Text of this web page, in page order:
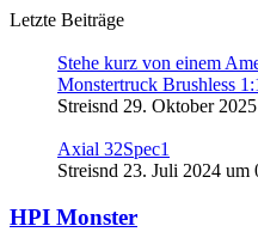
Letzte Beiträge
Stehe kurz von einem
Monstertruck Brushless
Streisnd 29. Oktober
Axial 32Spec1
Streisnd 23. Juli 2024 um
HPI Monster